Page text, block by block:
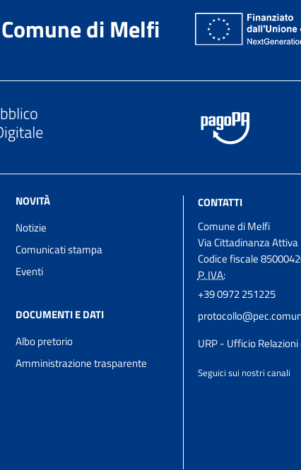
Comune di Melfi
NOVITÀ
Notizie
Comunicati stampa
Eventi
DOCUMENTI E DATI
Albo pretorio
Amministrazione trasparente
CONTATTI
Comune di Melfi
Via Cittadinanza Attiva
Codice fiscale
P. IVA:
+39 0972 251225
URP - Ufficio
Seguici sui nostri canali